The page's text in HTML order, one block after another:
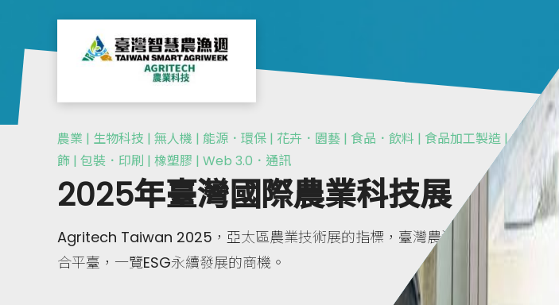
農業 | 生物科技 | 無人機 | 能源．環保 | 花卉．園藝 | 食品．飲料 | 食品加工製造 | LED．燈
飾 | 包裝．印刷 | 橡塑膠 | Web 3.0．通訊
2025年臺灣國際農業科技展
Agritech Taiwan 2025，亞太區農業技術展的指標，臺灣農漁畜B2B專業商展整
合平臺，一覽ESG永續發展的商機。